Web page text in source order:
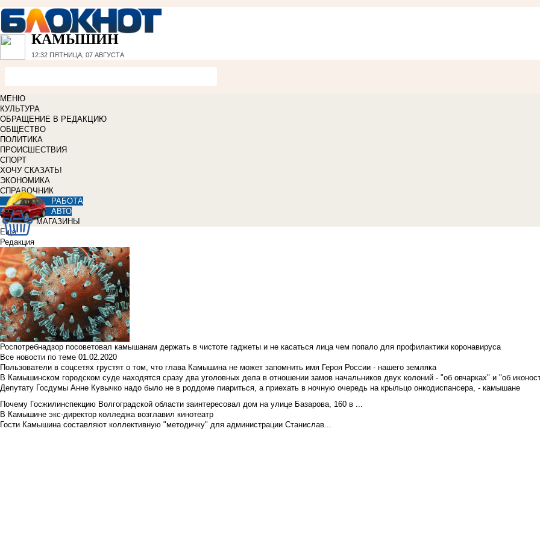
КАМЫШИН
12:32 ПЯТНИЦА, 07 АВГУСТА
МЕНЮ
КУЛЬТУРА
ОБРАЩЕНИЕ В РЕДАКЦИЮ
ОБЩЕСТВО
ПОЛИТИКА
ПРОИСШЕСТВИЯ
СПОРТ
ХОЧУ СКАЗАТЬ!
ЭКОНОМИКА
СПРАВОЧНИК
РАБОТА
АВТО
МАГАЗИНЫ
Еще
Редакция
Роспотребнадзор посоветовал камышанам держать в чистоте гаджеты и не касаться лица чем попало для профилактики коронавируса
Все новости по теме 01.02.2020
Пользователи в соцсетях грустят о том, что глава Камышина не может запомнить имя Героя России - нашего земляка
В Камышинском городском суде находятся сразу два уголовных дела в отношении замов начальников двух колоний - "об овчарках" и "об
Депутату Госдумы Анне Кувычко надо было не в роддоме пиариться, а приехать в ночную очередь на крыльцо онкодиспансера, - камышане
Почему Госжилинспекцию Волгоградской области заинтересовал дом на улице Базарова, 160 в ...
В Камышине экс-директор колледжа возглавил кинотеатр
Гости Камышина составляют коллективную "методичку" для администрации Станислав...